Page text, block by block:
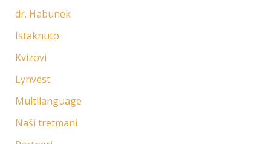
dr. Habunek
Istaknuto
Kvizovi
Lynvest
Multilanguage
Naši tretmani